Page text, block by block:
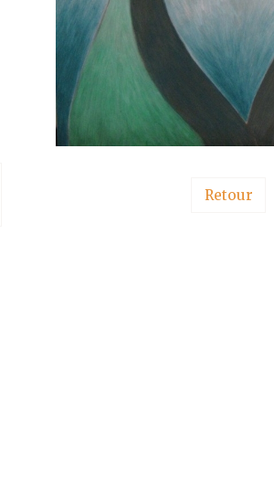
Retour